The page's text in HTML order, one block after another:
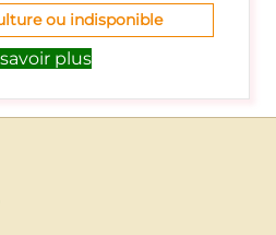
ou indisponible
plus